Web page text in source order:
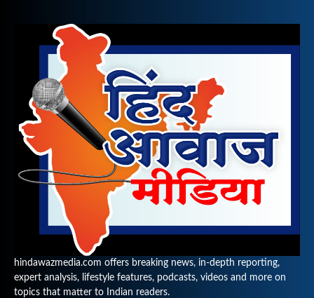
hindawazmedia.com offers breaking news, in-depth reporting,
expert analysis, lifestyle features, podcasts, videos and more on
topics that matter to Indian readers.